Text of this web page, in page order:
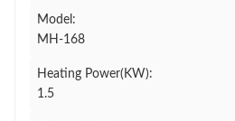
Model:
MH-168
Heating Power(KW):
1.5